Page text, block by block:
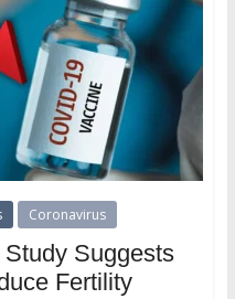
Coronavirus
Suggests
Fertility